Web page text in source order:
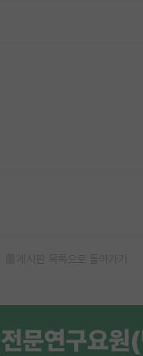
게시판 목록으로 돌아가기